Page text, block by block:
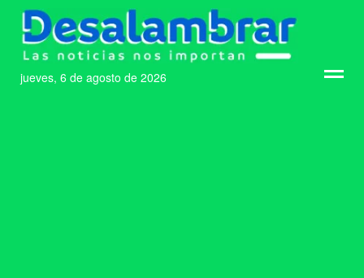
jueves, 6 de agosto de 2026